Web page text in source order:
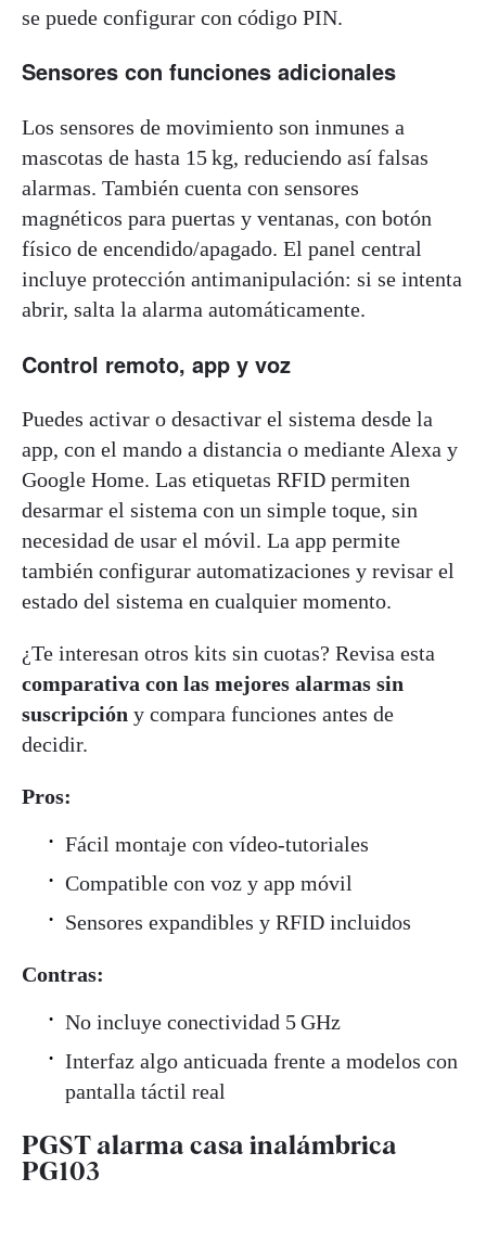
se puede configurar con código PIN.
Sensores con funciones adicionales
Los sensores de movimiento son inmunes a
mascotas de hasta 15 kg, reduciendo así falsas
alarmas. También cuenta con sensores
magnéticos para puertas y ventanas, con botón
físico de encendido/apagado. El panel central
incluye protección antimanipulación: si se intenta
abrir, salta la alarma automáticamente.
Control remoto, app y voz
Puedes activar o desactivar el sistema desde la
app, con el mando a distancia o mediante Alexa y
Google Home. Las etiquetas RFID permiten
desarmar el sistema con un simple toque, sin
necesidad de usar el móvil. La app permite
también configurar automatizaciones y revisar el
estado del sistema en cualquier momento.
¿Te interesan otros kits sin cuotas? Revisa esta
comparativa con las mejores alarmas sin
suscripción y compara funciones antes de
decidir.
Pros:
Fácil montaje con vídeo-tutoriales
Compatible con voz y app móvil
Sensores expandibles y RFID incluidos
Contras:
No incluye conectividad 5 GHz
Interfaz algo anticuada frente a modelos con
pantalla táctil real
PGST alarma casa inalámbrica
PG103